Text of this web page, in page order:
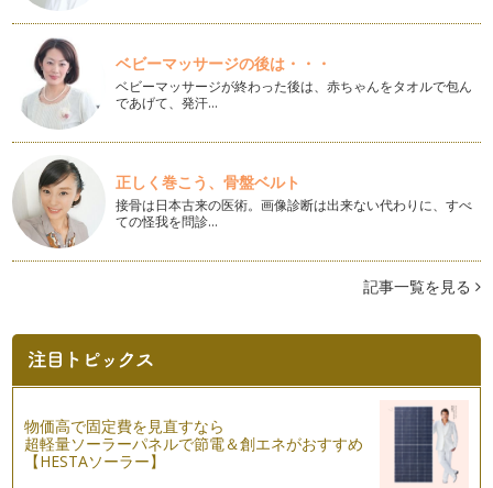
未来へのギフト★美ママ親子とパパも喜ぶタッチケア♪
美ママ親子のみなさま、こんにちは♪ 寒くなってくる…
美ママ親子とパパも喜ぶペアエクササイズ♪(肩こり・自律神経
編)
写真提供:sticker Shop Haruさま 「赤ちゃん…
美ママ親子とパパも喜ぶペアエクササイズ♪(腹筋・自律神経
編)
11/1は、夢の日♪♪♪ パパやママにも夢があったら素敵です
ね。 …
美ママ親子が喜ぶ、親子体操♪(肩こり・浮腫み解消、骨盤編)
美ママのみなさま、こんにちは♪ 夜には暖かい毛布が必要なく
美ママ親子が喜ぶ、親子体操♪(骨盤・お腹・太もも編)
美ママのみなさま、こんにちは♪ 秋は、運動会の季節。 公園
ベビーマッサージの後は・・・
ベビーマッサージが終わった後は、赤ちゃんをタオルで包ん
であげて、発汗…
正しく巻こう、骨盤ベルト
接骨は日本古来の医術。画像診断は出来ない代わりに、すべ
ての怪我を問診…
記事一覧を見る
物価高で固定費を見直すなら
超軽量ソーラーパネルで節電＆創エネがおすすめ
【HESTAソーラー】